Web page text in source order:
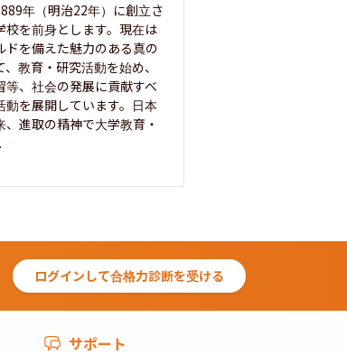
年（明治22年）に創立さ
校を前身とします。現在は
ドを備えた魅力のある真の
教育・研究活動を始め、
等、社会の発展に貢献すべ
動を展開しています。日本
、進取の精神で大学教育・
ログインして合格力診断を受ける
サポート